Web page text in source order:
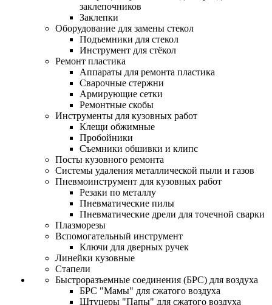
заклепочников
Заклепки
Оборудование для замены стекол
Подъемники для стекол
Инструмент для стёкол
Ремонт пластика
Аппараты для ремонта пластика
Сварочные стержни
Армирующие сетки
Ремонтные скобы
Инструменты для кузовных работ
Клещи обжимные
Пробойники
Съемники обшивки и клипс
Посты кузовного ремонта
Системы удаления металлической пыли и газов
Пневмоинструмент для кузовных работ
Резаки по металлу
Пневматические пилы
Пневматические дрели для точечной сварки
Плазморезы
Вспомогательный инструмент
Ключи для дверных ручек
Линейки кузовные
Стапели
Быстроразъемные соединения (БРС) для воздуха
БРС "Мамы" для сжатого воздуха
Штуцеры "Папы" для сжатого воздуха